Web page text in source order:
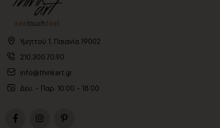
Υμηττού 1, Παιανία 19002
210.300.70.90
info@thinkart.gr
Δευ. - Παρ. 10:00 - 18:00